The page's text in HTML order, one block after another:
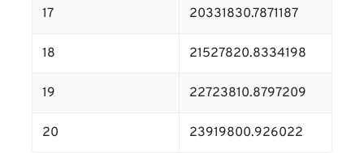
17 20331830.7871187
18 21527820.8334198
19 22723810.8797209
20 23919800.926022